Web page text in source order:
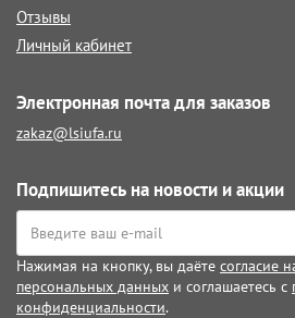
Отзывы
Личный кабинет
Электронная почта для заказов
zakaz@lsiufa.ru
Подпишитесь на новости и акции
Нажимая на кнопку, вы даёте согласие
персональных данных и соглашаетесь с
конфиденциальности.